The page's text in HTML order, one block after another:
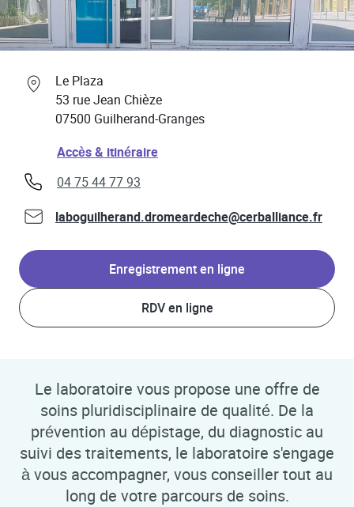
Professionnels de santé
Le Plaza
53 rue Jean Chièze
07500 Guilherand-Granges
Link Opens in New Tab
Accès & itinéraireLink Opens in New Tab
phone
04 75 44 77 93
laboguilherand.dromeardeche@cerballiance.fr
Enregistrement en ligne
RDV en ligne
Le laboratoire vous propose une offre de
soins pluridisciplinaire de qualité. De la
prévention au dépistage, du diagnostic au
suivi des traitements, le laboratoire s'engage
à vous accompagner, vous conseiller tout au
long de votre parcours de soins.